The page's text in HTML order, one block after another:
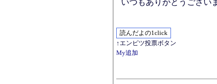
いつもありがとうござい
↑エンピツ投票ボタン
My追加